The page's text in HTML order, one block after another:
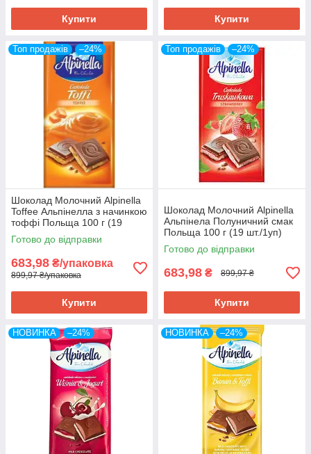
Купити Купити
Топ продажів –24%
Шоколад Молочний Alpinella
Toffee Альпінелла з начинкою
тоффі Польща 100 г (19
шт/1уп)
Готово до відправки
683,98 ₴/упаковка
899,97 ₴/упаковка
Купити
Топ продажів –24%
Шоколад Молочний Alpinella
Альпінела Полуничний смак
Польща 100 г (19 шт./1уп)
Готово до відправки
683,98 ₴ 899,97 ₴
Купити
НОВИНКА –24% НОВИНКА –24%